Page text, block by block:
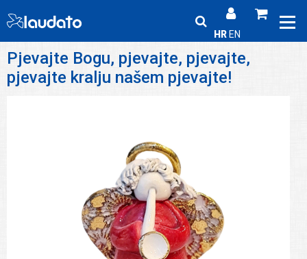
HR EN
Pjevajte Bogu, pjevajte, pjevajte,
pjevajte kralju našem pjevajte!